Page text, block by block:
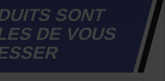
SONT
DE VOUS